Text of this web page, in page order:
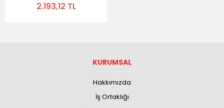
2.193,12 TL
KURUMSAL
Hakkımızda
İş Ortaklığı